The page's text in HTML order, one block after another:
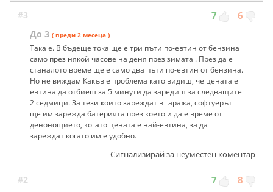
#3 7 6
До 3 ( преди 2 месеца )
Така е. В бъдеще тока ще е три пъти по-евтин от бензина
само през някой часове на деня през зимата . През да е
станалото време ще е само два пъти по-евтин от бензина.
Но не виждам Какъв е проблема като видиш, че цената е
евтина да отбиеш за 5 минути да заредиш за следващите
2 седмици. За тези които зареждат в гаража, софтуерът
ще им зарежда батерията през което и да е време от
денонощието, когато цената е най-евтина, за да
зареждат когато им е удобно.
Сигнализирай за неуместен коментар
#2 7 8